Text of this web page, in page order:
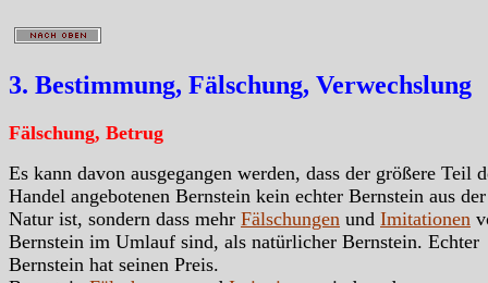
3. Bestimmung, Fälschung, Verwechslung
Fälschung, Betrug
Es kann davon ausgegangen werden, dass der größere Teil
Handel angebotenen Bernstein kein echter Bernstein aus der
Natur ist, sondern dass mehr Fälschungen und Imitationen
Bernstein im Umlauf sind, als natürlicher Bernstein. Echter
Bernstein hat seinen Preis.